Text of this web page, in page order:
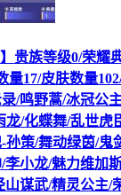
】贵族等级0/荣耀
量17/皮肤数量
/鸣野蒿/冰冠公
龙/化蝶舞/乱世虎
孙策/舞动绿茵/鬼
李小龙/魅力维加
山谋武/精灵公主/